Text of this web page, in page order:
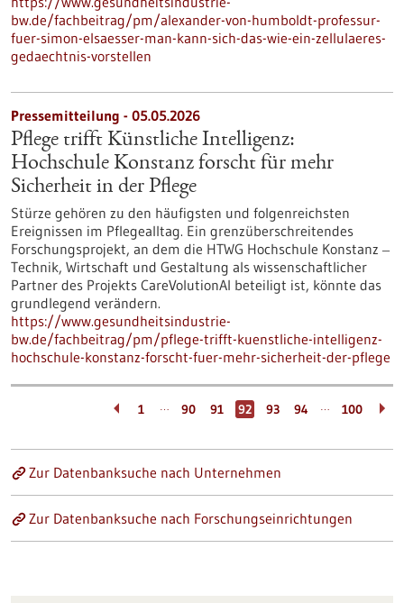
bw.de/fachbeitrag/pm/alexander-von-humboldt-professur-
fuer-simon-elsaesser-man-kann-sich-das-wie-ein-zellulaeres-
gedaechtnis-vorstellen
Pressemitteilung - 05.05.2026
Pflege trifft Künstliche Intelligenz:
Hochschule Konstanz forscht für mehr
Sicherheit in der Pflege
Stürze gehören zu den häufigsten und folgenreichsten
Ereignissen im Pflegealltag. Ein grenzüberschreitendes
Forschungsprojekt, an dem die HTWG Hochschule Konstanz ‒
Technik, Wirtschaft und Gestaltung als wissenschaftlicher
Partner des Projekts CareVolutionAI beteiligt ist, könnte das
grundlegend verändern.
https://www.gesundheitsindustrie-
bw.de/fachbeitrag/pm/pflege-trifft-kuenstliche-intelligenz-
hochschule-konstanz-forscht-fuer-mehr-sicherheit-der-pflege
1 … 90 91 92 93 94 … 100
Zur Datenbanksuche nach Unternehmen
Zur Datenbanksuche nach Forschungseinrichtungen